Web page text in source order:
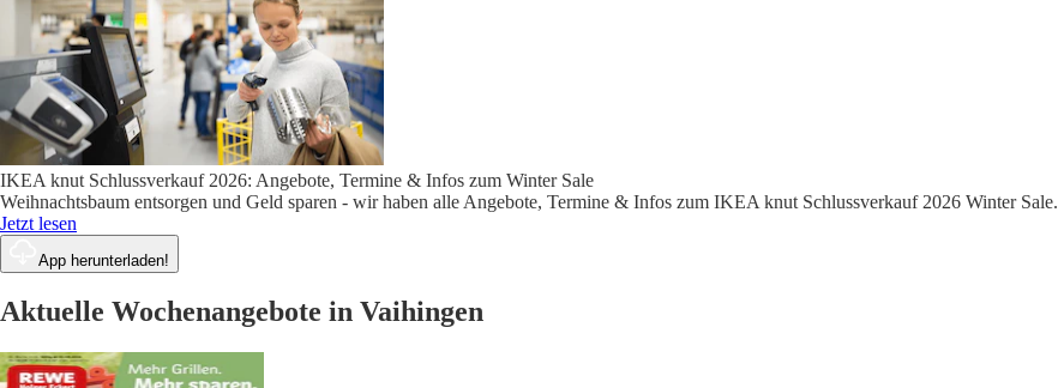
IKEA knut Schlussverkauf 2026: Angebote, Termine & Infos zum Winter Sale
Weihnachtsbaum entsorgen und Geld sparen - wir haben alle Angebote, Termine & Infos zum IKEA knut Schlussverkauf 2026 Winter Sale.
Jetzt lesen
App herunterladen!
Aktuelle Wochenangebote in Vaihingen